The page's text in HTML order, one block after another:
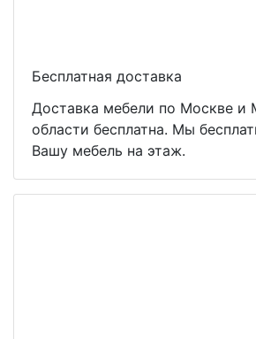
Бесплатная доставка
Доставка мебели по Москве и
области бесплатна. Мы
Вашу мебель на этаж.